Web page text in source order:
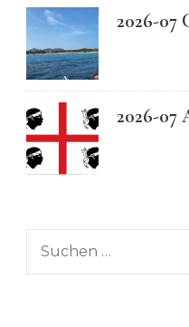
2026-07
2026-07
Suchen